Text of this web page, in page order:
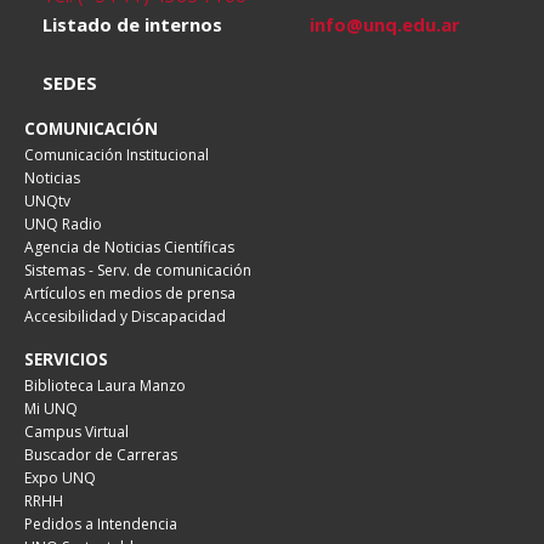
Listado de internos
info@unq.edu.ar
SEDES
COMUNICACIÓN
Comunicación Institucional
Noticias
UNQtv
UNQ Radio
Agencia de Noticias Científicas
Sistemas - Serv. de comunicación
Artículos en medios de prensa
Accesibilidad y Discapacidad
SERVICIOS
Biblioteca Laura Manzo
Mi UNQ
Campus Virtual
Buscador de Carreras
Expo UNQ
RRHH
Pedidos a Intendencia